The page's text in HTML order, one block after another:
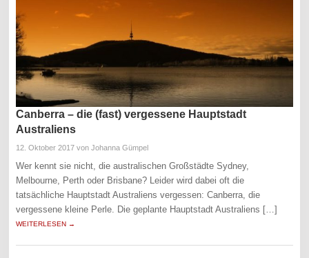
Canberra – die (fast) vergessene Hauptstadt
Australiens
12. Oktober 2017 von Johanna Gümpel
Wer kennt sie nicht, die australischen Großstädte Sydney,
Melbourne, Perth oder Brisbane? Leider wird dabei oft die
tatsächliche Hauptstadt Australiens vergessen: Canberra, die
vergessene kleine Perle. Die geplante Hauptstadt Australiens […]
WEITERLESEN →